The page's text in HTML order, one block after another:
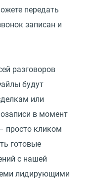
передать
записан и
разговоров
будут
или
в момент
просто кликом
готовые
с нашей
лидирующими